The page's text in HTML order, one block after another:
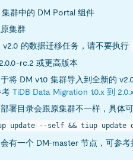
集群中的 DM Portal 组件
集群
v2.0 的数据迁移任务，请不要执行
rc.2 或更高版本
将 DM v1.0 集群导入到全新的
考 TiDB Data Migration 1.0.x 到
署目录会跟原集群不一样，具体
update --self && tiup update
有一个 DM-master 节点，可参考